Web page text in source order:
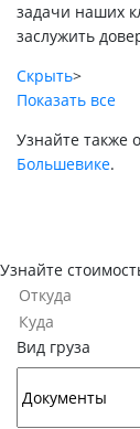
задачи наших
заслужить
Скрыть>
Показать все
Узнайте также
Большевике.
Узнайте
Вид груза